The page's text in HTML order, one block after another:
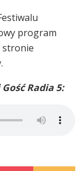
program
stronie
Radia 5: